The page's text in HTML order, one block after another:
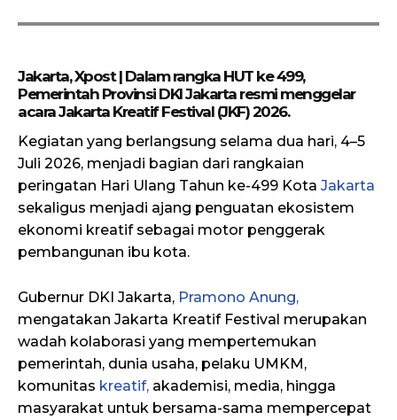
Jakarta, Xpost | Dalam rangka HUT ke 499,
Pemerintah Provinsi DKI Jakarta resmi menggelar
acara Jakarta Kreatif Festival (JKF) 2026.
Kegiatan yang berlangsung selama dua hari, 4–5
Juli 2026, menjadi bagian dari rangkaian
peringatan Hari Ulang Tahun ke-499 Kota Jakarta
sekaligus menjadi ajang penguatan ekosistem
ekonomi kreatif sebagai motor penggerak
pembangunan ibu kota.
Gubernur DKI Jakarta, Pramono Anung,
mengatakan Jakarta Kreatif Festival merupakan
wadah kolaborasi yang mempertemukan
pemerintah, dunia usaha, pelaku UMKM,
komunitas kreatif, akademisi, media, hingga
masyarakat untuk bersama-sama mempercepat